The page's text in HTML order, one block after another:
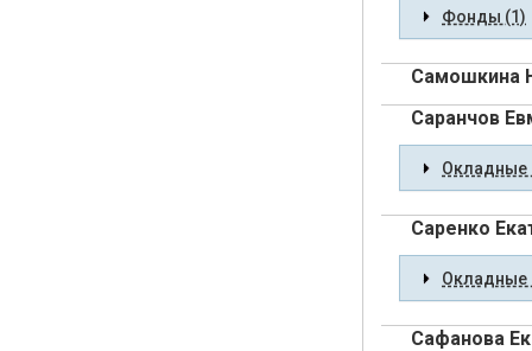
Фонды (1)
Самошкина
Саранчов
Окладные
Саренко
Окладные
Сафанова